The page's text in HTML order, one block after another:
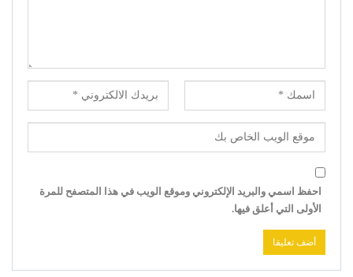
احفظ اسمي والبريد الإلكتروني وموقع الويب في هذا المتصفح للمرة
الأولى التي أعلق فيها.